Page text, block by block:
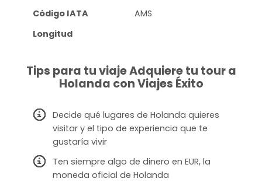
Código IATA
AMS
Longitud
Tips para tu viaje Adquiere tu tour a
Holanda con Viajes Éxito
Decide qué lugares de Holanda quieres
visitar y el tipo de experiencia que te
gustaría vivir
Ten siempre algo de dinero en EUR, la
moneda oficial de Holanda